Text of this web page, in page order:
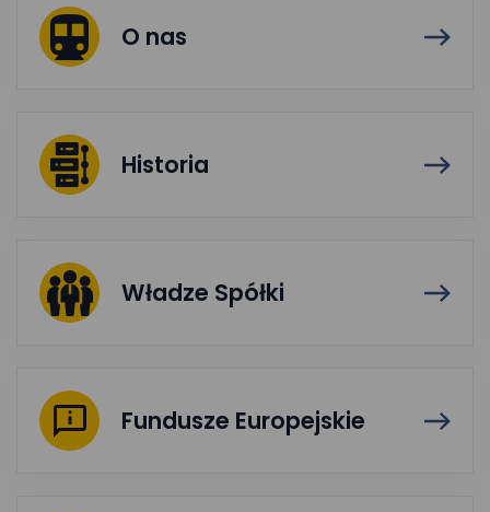
O nas
Historia
Władze Spółki
Fundusze Europejskie